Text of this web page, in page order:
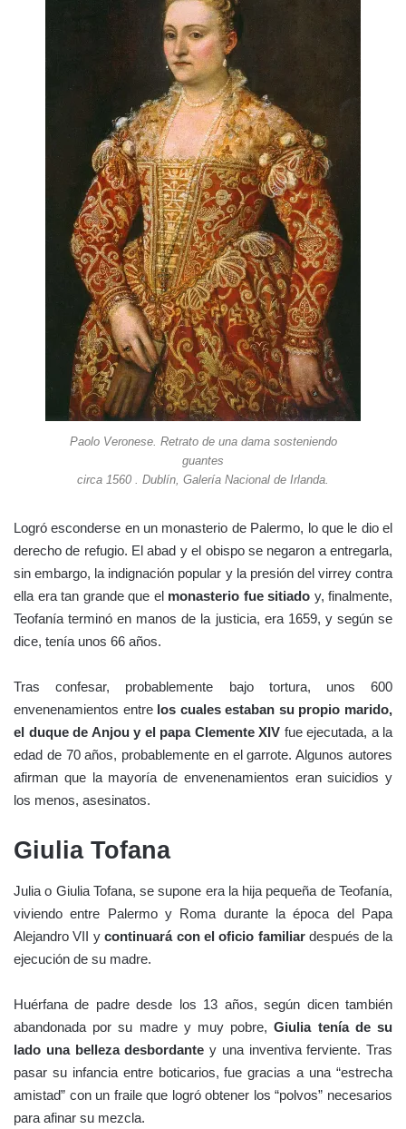
Paolo Veronese. Retrato de una dama sosteniendo
guantes
circa 1560 . Dublín, Galería Nacional de Irlanda.
Logró esconderse en un monasterio de Palermo, lo que le dio el
derecho de refugio. El abad y el obispo se negaron a entregarla,
sin embargo, la indignación popular y la presión del virrey contra
ella era tan grande que elmonasterio fue sitiado y, finalmente,
Teofanía terminó en manos de la justicia, era 1659, y según se
dice, tenía unos 66 años.
Tras confesar, probablemente bajo tortura, unos 600
envenenamientos entrelos cuales estaban su propio marido,
el duque de Anjou y el papa Clemente XIV fue ejecutada, a la
edad de 70 años, probablemente en el garrote. Algunos autores
afirman que la mayoría de envenenamientos eran suicidios y
los menos, asesinatos.
Giulia Tofana
Julia o Giulia Tofana, se supone era la hija pequeña de Teofanía,
viviendo entre Palermo y Roma durante la época del Papa
Alejandro VII ycontinuará con el oficio familiardespués de la
ejecución de su madre.
Huérfana de padre desde los 13 años, según dicen también
abandonada por su madre y muy pobre, Giulia tenía de su
lado una belleza desbordante y una inventiva ferviente. Tras
pasar su infancia entre boticarios, fue gracias a una “estrecha
amistad” con un fraile que logró obtener los “polvos” necesarios
para afinar su mezcla.